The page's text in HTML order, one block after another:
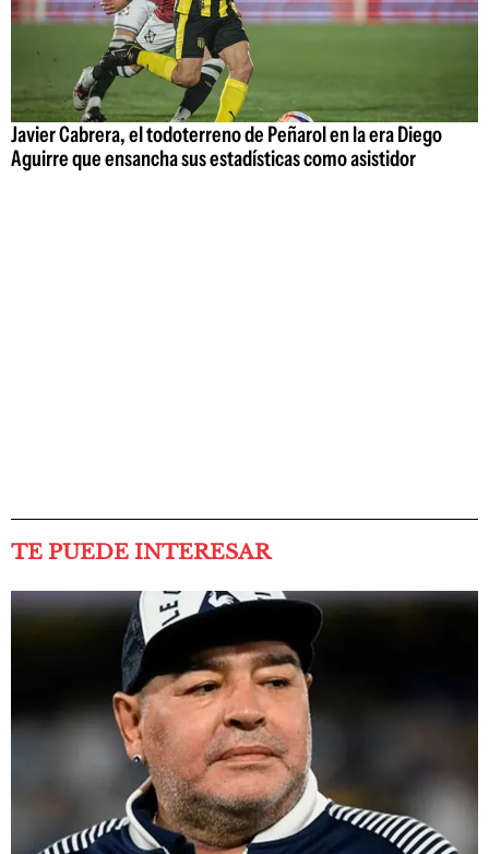
Javier Cabrera, el todoterreno de Peñarol en la era Diego
Aguirre que ensancha sus estadísticas como asistidor
TE PUEDE INTERESAR